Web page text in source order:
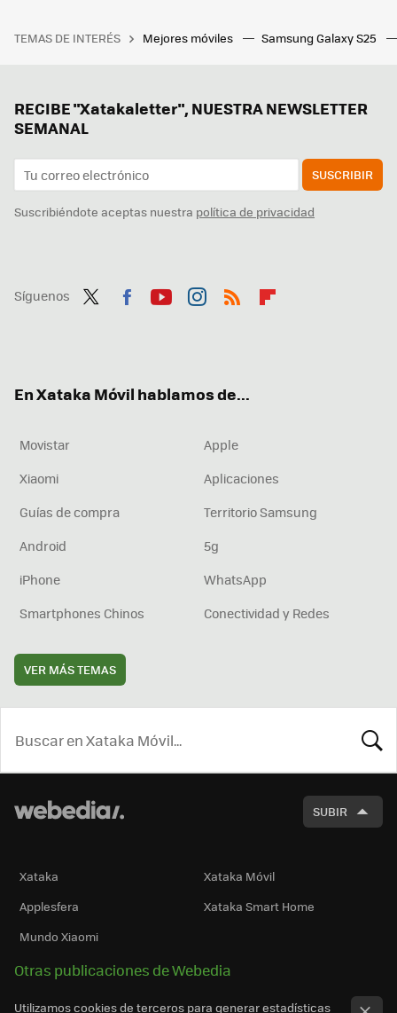
TEMAS DE INTERÉS Mejores móviles Samsung Galaxy S25
RECIBE "Xatakaletter", NUESTRA NEWSLETTER
SEMANAL
SUSCRIBIR
Suscribiéndote aceptas nuestra política de privacidad
Síguenos
En Xataka Móvil hablamos de...
Movistar
Apple
Xiaomi
Aplicaciones
Guías de compra
Territorio Samsung
Android
5g
iPhone
WhatsApp
Smartphones Chinos
Conectividad y Redes
VER MÁS TEMAS
SUBIR
Xataka
Xataka Móvil
Applesfera
Xataka Smart Home
Mundo Xiaomi
Otras publicaciones de Webedia
Utilizamos cookies de terceros para generar estadísticas